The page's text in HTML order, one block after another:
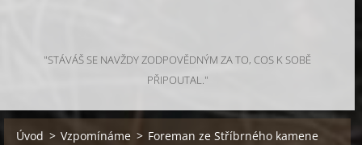
"STÁVÁŠ SE NAVŽDY ZODPOVĚDNÝM ZA TO, COS K SOBĚ
PŘIPOUTAL."
Úvod > Vzpomínáme > Foreman ze Stříbrného kamene